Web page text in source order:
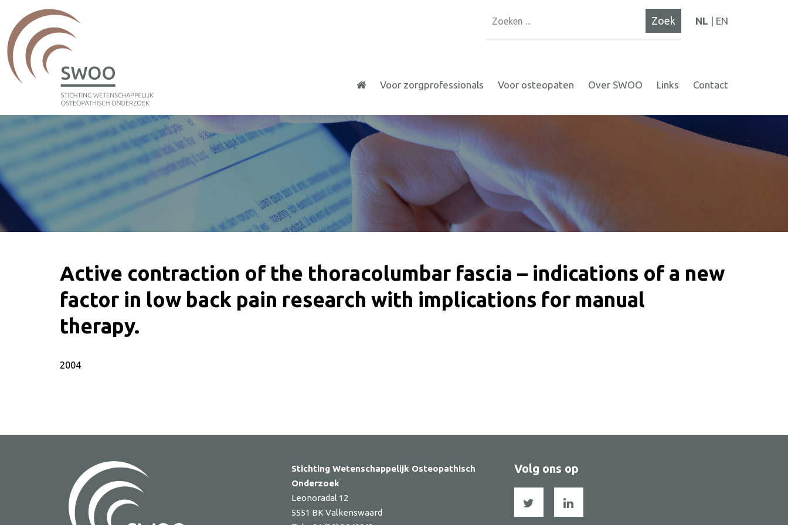
NL EN
Voor zorgprofessionals Voor osteopaten Over SWOO Links Contact
SWOO literatuurzoeker
Active contraction of the thoracolumbar fascia – indications of a new
factor in low back pain research with implications for manual
therapy.
2004
Stichting Wetenschappelijk Osteopathisch
Onderzoek
Leonoradal 12
5551 BK Valkenswaard
Volg ons op